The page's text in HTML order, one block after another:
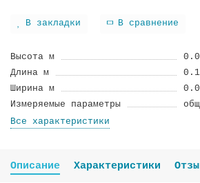
В закладки В сравнение
Высота м
Длина м
0.1
Ширина м
Измеряемые параметры
Все характеристики
Описание Характеристики